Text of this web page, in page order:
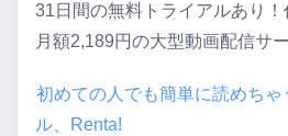
31日間の無料トライアルあり
月額2,189円の大型動画配信サ
初めての人でも簡単に読めちゃ
ル、Renta!